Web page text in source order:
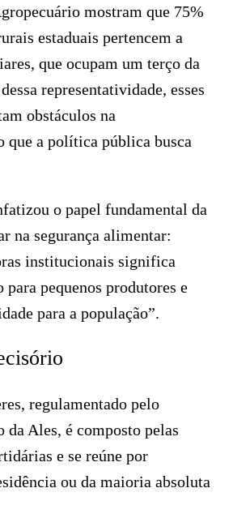
mostram que 75%
estaduais pertencem a
que ocupam um terço da
representatividade, esses
obstáculos na
que a política pública busca
o papel fundamental da
na segurança alimentar:
institucionais significa
para pequenos produtores e
para a população”.
regulamentado pelo
da Ales, é composto pelas
e se reúne por
ou da maioria absoluta